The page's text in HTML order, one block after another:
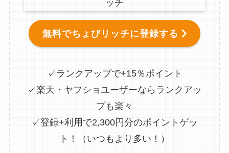
無料でちょびリッチに登録する
✓ランクアップで+15％ポイント
✓楽天・ヤフショユーザーならランクアッ
プも楽々
✓登録+利用で2,300円分のポイントゲッ
ト！（いつもより多い！）